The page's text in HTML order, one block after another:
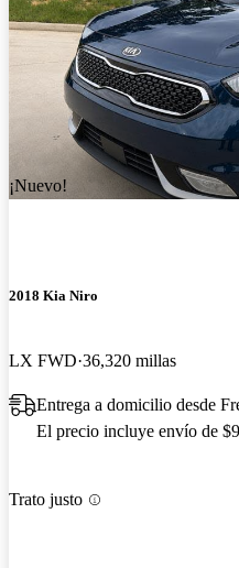
¡Nuevo!
2018 Kia Niro
LX FWD 36,320 millas
Entrega a domicilio desde
El precio incluye envío de
Trato justo